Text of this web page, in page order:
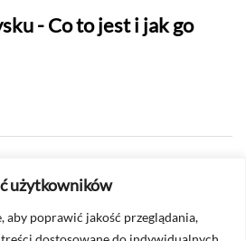
użytkowników
aby poprawić jakość przeglądania,
- Co to jest i jak go
sprawdzić, czy ktoś mnie
na Messengerze?